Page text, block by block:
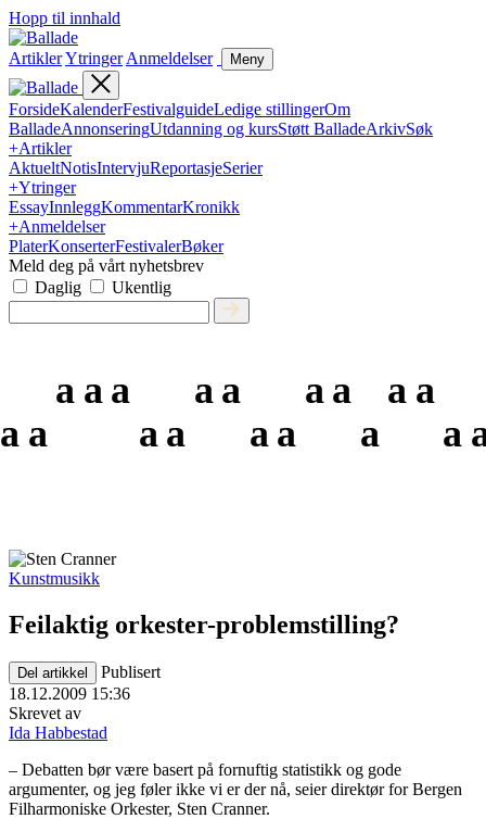
Hopp til innhald
ArtiklerYtringer Anmeldelser Meny
ForsideKalenderFestivalguideLedige stillingerOm
BalladeAnnonseringUtdanning og kursStøtt BalladeArkivSøk
+Artikler
AktueltNotisIntervjuReportasjeSerier
+Ytringer
EssayInnleggKommentarKronikk
+Anmeldelser
PlaterKonserterFestivalerBøker
Meld deg på vårt nyhetsbrev
Daglig
Ukentlig
a
a
a
a
a
a
Kunstmusikk
Feilaktig orkester-problemstilling?
Del artikkel
Publisert
18.12.2009 15:36
Skrevet av
Ida Habbestad
– Debatten bør være basert på fornuftig statistikk og gode
argumenter, og jeg føler ikke vi er der nå, seier direktør for Bergen
Filharmoniske Orkester, Sten Cranner.